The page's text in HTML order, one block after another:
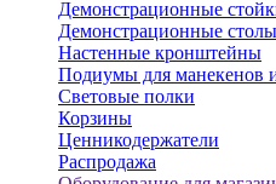
Демонстрационные
Демонстрационные
Настенные кронштейны
Подиумы для манекенов
Световые полки
Корзины
Ценникодержатели
Распродажа